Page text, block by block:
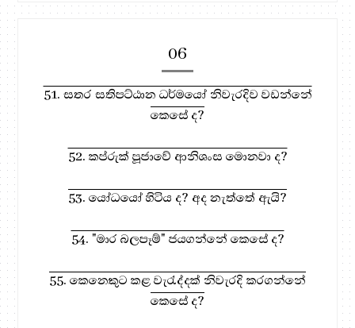
06
51. සතර සතිපට්ඨාන ධර්මයෝ නිවැරදිව වඩන්නේ
කෙසේ ද?
52. කප්රුක් පූජාවේ ආනිශංස මොනවා ද?
53. යෝධයෝ හිටිය ද? අද නැත්තේ ඇයි?
54. "මාර බලපෑම්" ජයගන්නේ කෙසේ ද?
55. කෙනෙකුට කළ වැරැද්දක් නිවැරදි කරගන්නේ
කෙසේ ද?